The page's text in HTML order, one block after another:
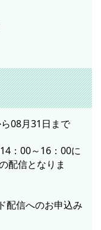
08月31日まで
：00～16：00に
配信となりま
配信へのお申込み